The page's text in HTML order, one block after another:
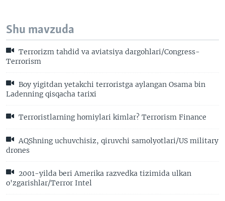
Shu mavzuda
Terrorizm tahdid va aviatsiya dargohlari/Congress-
Terrorism
Boy yigitdan yetakchi terroristga aylangan Osama bin
Ladenning qisqacha tarixi
Terroristlarning homiylari kimlar? Terrorism Finance
AQShning uchuvchisiz, qiruvchi samolyotlari/US military
drones
2001-yilda beri Amerika razvedka tizimida ulkan
o'zgarishlar/Terror Intel